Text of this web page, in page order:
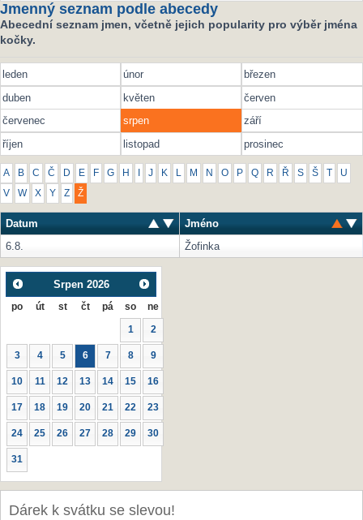
Jmenný seznam podle abecedy
Abecední seznam jmen, včetně jejich popularity pro výběr jména
kočky.
leden únor
březen
duben
květen
červen
červenec
srpen
září
říjen
listopad prosinec
A B C Č D E F G H J K L M N O P Q R Ř S Š U
V W X Y Z Ž
Datum
Jméno
6.8.
Žofinka
Srpen 2026
po út st čt pá so ne
1 2
3 4 5 6 7 8 9
10 11 12 13 14 15 16
17 18 19 20 21 22 23
24 25 26 27 28 29 30
31
Dárek k svátku se slevou!